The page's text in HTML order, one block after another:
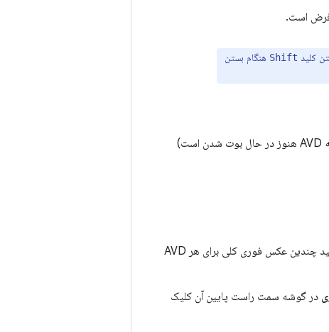
کلید Shift هنگام بستن
انتخاب شما فقط برای AVD که باز است اعمال می شود. وقتی ADB آفلاین است (مانند زمانی که AVD هنوز در حال بوت شدن است)
در حالی که شما فقط می توانید یک عکس فوری بوت سریع برای هر AVD داشته باشید، می توانید چندین عکس فوری کلی برای هر AVD
در گوشه سمت راست پایین آن کلیک